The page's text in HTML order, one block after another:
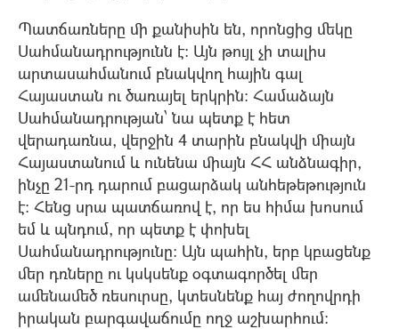
Պատճառները մի քանիսին են, որոնցից մեկը
Սահմանադրությունն է: Այն թույլ չի տալիս
արտասահմանում բնակվող հային գալ
Հայաստան ու ծառայել երկրին: Համաձայն
Սահմանադրության՝ նա պետք է հետ
վերադառնա, վերջին 4 տարին բնակվի միայն
Հայաստանում և ունենա միայն ՀՀ անձնագիր,
ինչը 21-րդ դարում բացարձակ անհեթեթություն
է: Հենց սրա պատճառով է, որ ես հիմա խոսում
եմ և պնդում, որ պետք է փոխել
Սահմանադրությունը: Այն պահին, երբ կբացենք
մեր դռները ու կսկսենք օգտագործել մեր
ամենամեծ ռեսուրսը, կտեսնենք հայ ժողովրդի
իրական բարգավաճումը ողջ աշխարհում: